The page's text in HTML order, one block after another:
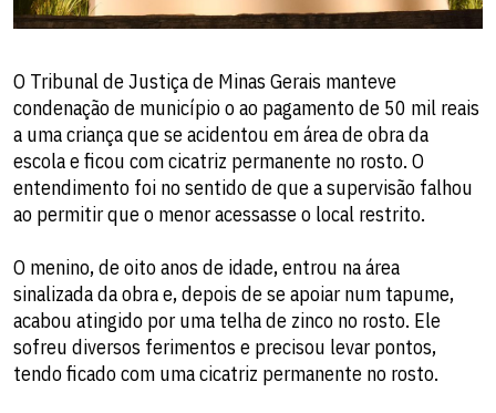
O Tribunal de Justiça de Minas Gerais manteve
condenação de município o ao pagamento de 50 mil reais
a uma criança que se acidentou em área de obra da
escola e ficou com cicatriz permanente no rosto. O
entendimento foi no sentido de que a supervisão falhou
ao permitir que o menor acessasse o local restrito.
O menino, de oito anos de idade, entrou na área
sinalizada da obra e, depois de se apoiar num tapume,
acabou atingido por uma telha de zinco no rosto. Ele
sofreu diversos ferimentos e precisou levar pontos,
tendo ficado com uma cicatriz permanente no rosto.